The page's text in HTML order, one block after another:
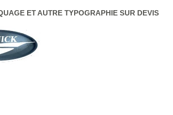
ET AUTRE TYPOGRAPHIE SUR DEVIS